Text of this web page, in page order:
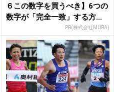
６この数字を買うべき】6つの
数字が「完全一致」する方...
PR(株式会社MURA)